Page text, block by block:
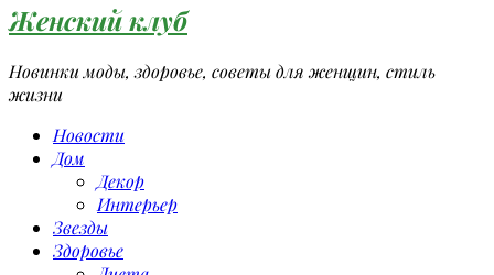
Женский клуб
Новинки моды, здоровье, советы для женщин, стиль
жизни
Новости
Дом
Декор
Интерьер
Звезды
Здоровье